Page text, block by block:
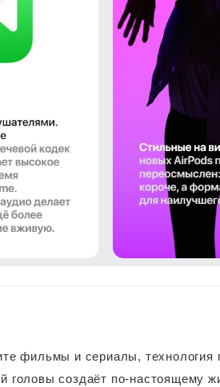
фильмы и сериалы, технология
головы создаёт по‑настоящему